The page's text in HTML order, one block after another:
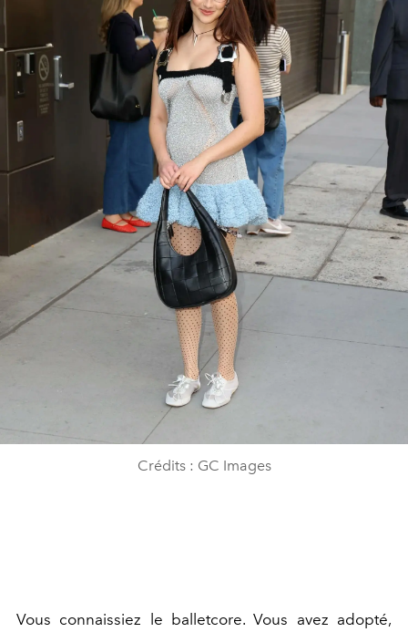
Crédits : GC Images
Vous connaissiez le balletcore. Vous avez adopté,